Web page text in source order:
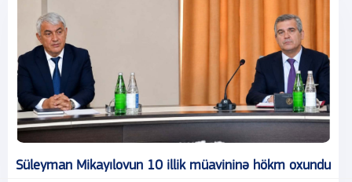
Süleyman Mikayılovun 10 illik müavininə hökm oxundu